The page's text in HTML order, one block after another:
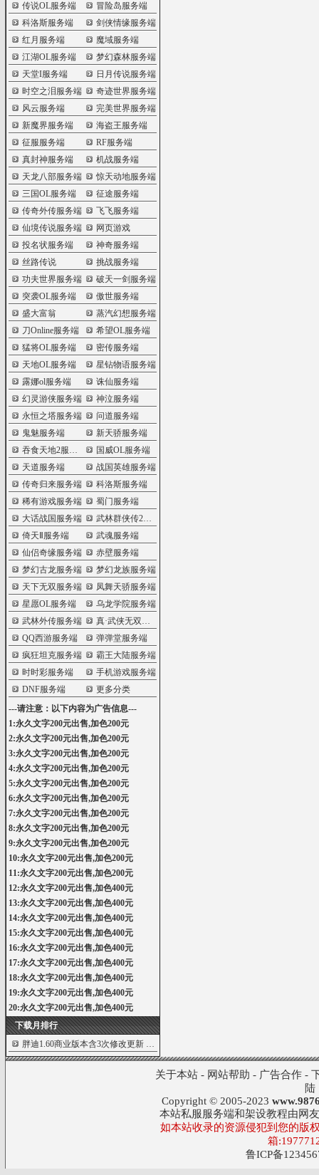
传说OL服务端
冒险岛服务端
科洛斯服务端
剑侠情缘服务端
红月服务端
魔域服务端
江湖OL服务端
梦幻森林服务端
天堂I服务端
日月传说服务端
时空之泪服务端
奇迹世界服务端
风云服务端
完美世界服务端
新魔界服务端
海盗王服务端
征服服务端
RF服务端
真封神服务端
机战服务端
天龙八部服务端
惊天动地服务端
三国OL服务端
征途服务端
传奇外传服务端
飞飞服务端
仙境传说服务端
网页游戏
投名状服务端
神奇服务端
丝路传说
挑战服务端
功夫世界服务端
破天一剑服务端
突袭OL服务端
傲世服务端
盛大富翁
蒸汽幻想服务端
刀Online服务端
希望OL服务端
猛将OL服务端
密传服务端
天地OL服务端
星钻物语服务端
露娜ol服务端
诛仙服务端
幻灵游侠服务端
神泣服务端
永恒之塔服务端
问道服务端
鬼魅服务端
新天骄服务端
吞食天地2服务端
国威OL服务端
天道服务端
战国英雄服务端
传奇归来服务端
科洛斯服务端
稀有游戏服务端
蜀门服务端
大话战国服务端
武林群侠传2服务端
倚天Ⅱ服务端
武魂服务端
仙侣奇缘服务端
赤壁服务端
梦幻古龙服务端
梦幻龙族服务端
天下无双服务端
凤舞天骄服务端
星愿OL服务端
乌龙学院服务端
武林外传服务端
真·武侠无双服务端
QQ西游服务端
弹弹堂服务端
疯狂坦克服务端
霸王大陆服务端
时时彩服务端
手机游戏服务端
DNF服务端
更多分类
---请注意：以下内容为广告信息---
1:永久文字200元出售,加色200元
2:永久文字200元出售,加色200元
3:永久文字200元出售,加色200元
4:永久文字200元出售,加色200元
5:永久文字200元出售,加色200元
6:永久文字200元出售,加色200元
7:永久文字200元出售,加色200元
8:永久文字200元出售,加色200元
9:永久文字200元出售,加色200元
10:永久文字200元出售,加色200元
11:永久文字200元出售,加色200元
12:永久文字200元出售,加色400元
13:永久文字200元出售,加色400元
14:永久文字200元出售,加色400元
15:永久文字200元出售,加色400元
16:永久文字200元出售,加色400元
17:永久文字200元出售,加色400元
18:永久文字200元出售,加色400元
19:永久文字200元出售,加色400元
20:永久文字200元出售,加色400元
下载月排行
胖迪1.60商业版本含3次修改更新2703
关于本站- 网站帮助 - 广告合作-
陆
Copyright © 2005-2023
本站私服服务端和架设教程由网
如本站收录的资源侵犯到您的版
箱
鲁ICP备